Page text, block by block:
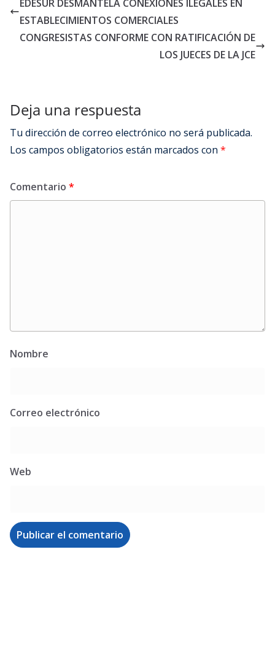
EDESUR DESMANTELA CONEXIONES ILEGALES EN
ESTABLECIMIENTOS COMERCIALES
CONGRESISTAS CONFORME CON RATIFICACIÓN DE
LOS JUECES DE LA JCE
Deja una respuesta
Tu dirección de correo electrónico no será publicada.
Los campos obligatorios están marcados con *
Comentario *
Nombre
Correo electrónico
Web